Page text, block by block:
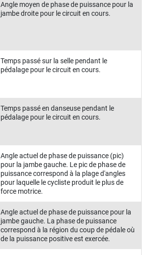
Angle moyen de phase de puissance pour la
jambe droite pour le circuit en cours.
Temps passé sur la selle pendant le
pédalage pour le circuit en cours.
Temps passé en danseuse pendant le
pédalage pour le circuit en cours.
Angle actuel de phase de puissance (pic)
pour la jambe gauche. Le pic de phase de
puissance correspond à la plage d'angles
pour laquelle le cycliste produit le plus de
force motrice.
Angle actuel de phase de puissance pour la
jambe gauche. La phase de puissance
correspond à la région du coup de pédale où
de la puissance positive est exercée.